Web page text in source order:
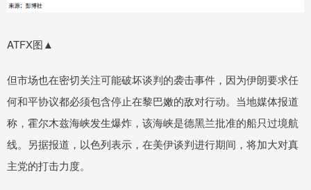
ATFX图▲
但市场也在密切关注可能破坏谈判的袭击事件，因为伊朗要求任
何和平协议都必须包含停止在黎巴嫩的敌对行动。当地媒体报道
称，霍尔木兹海峡发生爆炸，该海峡是德黑兰批准的船只过境航
线。另据报道，以色列表示，在美伊谈判进行期间，将加大对真
主党的打击力度。